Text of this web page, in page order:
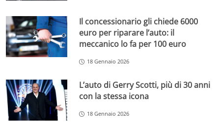
Il concessionario gli chiede 6000
euro per riparare l’auto: il
meccanico lo fa per 100 euro
18 Gennaio 2026
L’auto di Gerry Scotti, più di 30 anni
con la stessa icona
18 Gennaio 2026